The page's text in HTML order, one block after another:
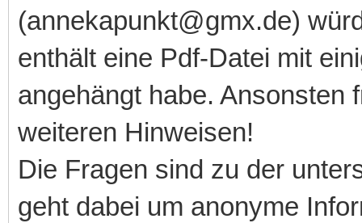
(annekapunkt@gmx.de)
enthält eine Pdf-Datei mit
angehängt habe. Ansonsten
weiteren Hinweisen!
Die Fragen sind zu der
geht dabei um anonyme